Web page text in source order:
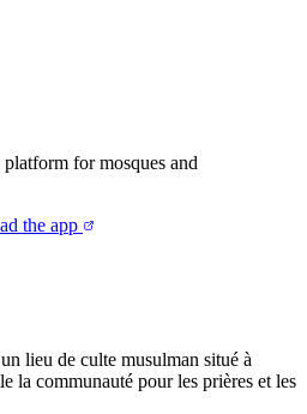
for mosques and
the app
lieu de culte musulman situé à
la communauté pour les prières et les